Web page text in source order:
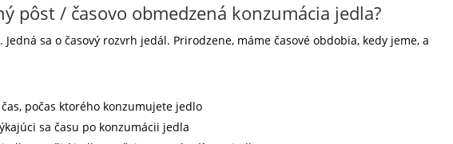
pôst / časovo obmedzená konzumácia jedla?
sa o časový rozvrh jedál. Prirodzene, máme časové obdobia, kedy jeme, a
počas ktorého konzumujete jedlo
sa času po konzumácii jedla